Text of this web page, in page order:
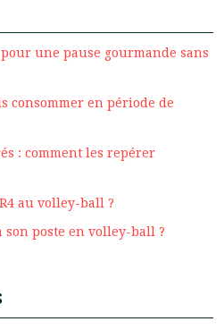
une pause gourmande sans
consommer en période de
: comment les repérer
au volley-ball ?
son poste en volley-ball ?